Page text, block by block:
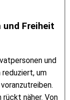
und Freiheit
und
reduziert, um
näher. Von